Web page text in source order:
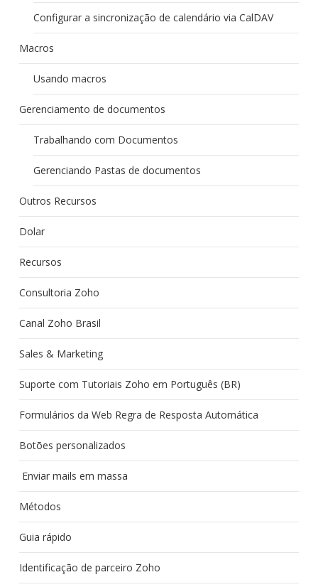
Configurar a sincronização de calendário via CalDAV
Macros
Usando macros
Gerenciamento de documentos
Trabalhando com Documentos
Gerenciando Pastas de documentos
Outros Recursos
Dolar
Recursos
Consultoria Zoho
Canal Zoho Brasil
Sales & Marketing
Suporte com Tutoriais Zoho em Português (BR)
Formulários da Web Regra de Resposta Automática
Botões personalizados
Enviar mails em massa
Métodos
Guia rápido
Identificação de parceiro Zoho